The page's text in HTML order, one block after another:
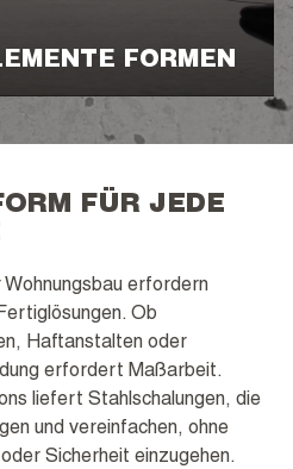
FORMEN
FÜR JEDE
erfordern
Ob
Haftanstalten oder
erfordert Maßarbeit.
liefert Stahlschalungen, die
und vereinfachen, ohne
Sicherheit einzugehen.